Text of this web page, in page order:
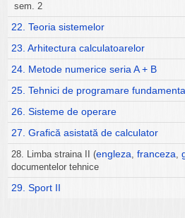
sem. 2
22. Teoria sistemelor
23. Arhitectura calculatoarelor
24. Metode numerice seria A + B
25. Tehnici de programare
26. Sisteme de operare
27. Grafică asistată de calculator
28. Limba straina II (engleza,franceza,
documentelor tehnice
29. Sport II